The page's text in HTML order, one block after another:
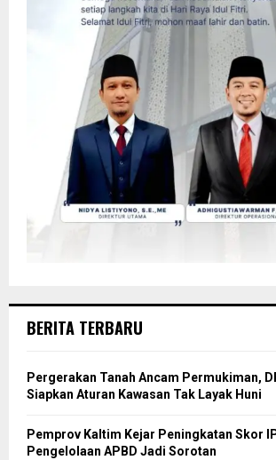
BERITA TERBARU
Pergerakan Tanah Ancam Permukiman,
Siapkan Aturan Kawasan Tak Layak Huni
Pemprov Kaltim Kejar Peningkatan Skor
Pengelolaan APBD Jadi Sorotan